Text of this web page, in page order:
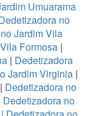
Umuarama
no
Jardim Vila
Formosa |
| Dedetizadora
Jardim Virginia |
| Dedetizadora no
Dedetizadora no